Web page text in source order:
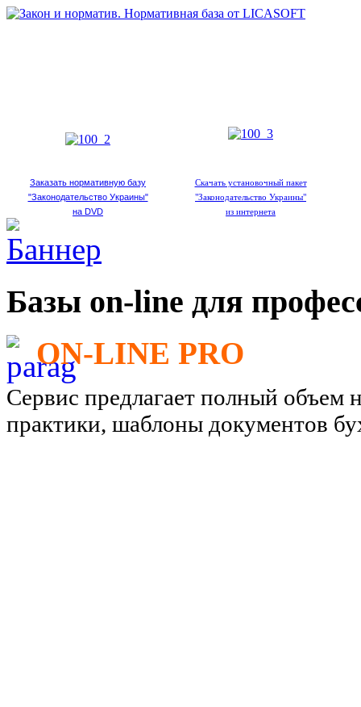
Заказать нормативную базу
"Законодательство Украины"
на DVD
Скачать установочный пакет
"Законодательство Украины"
из интернета
Базы on-line для
ON-LINE PRO
Сервис предлагает полный объем
практики, шаблоны документов